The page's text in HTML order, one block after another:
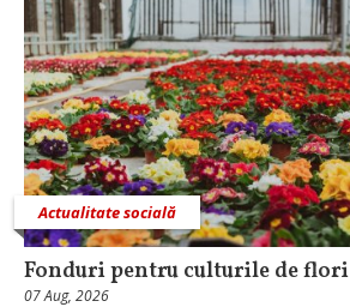
Actualitate socială
Fonduri pentru culturile de flori
07 Aug, 2026